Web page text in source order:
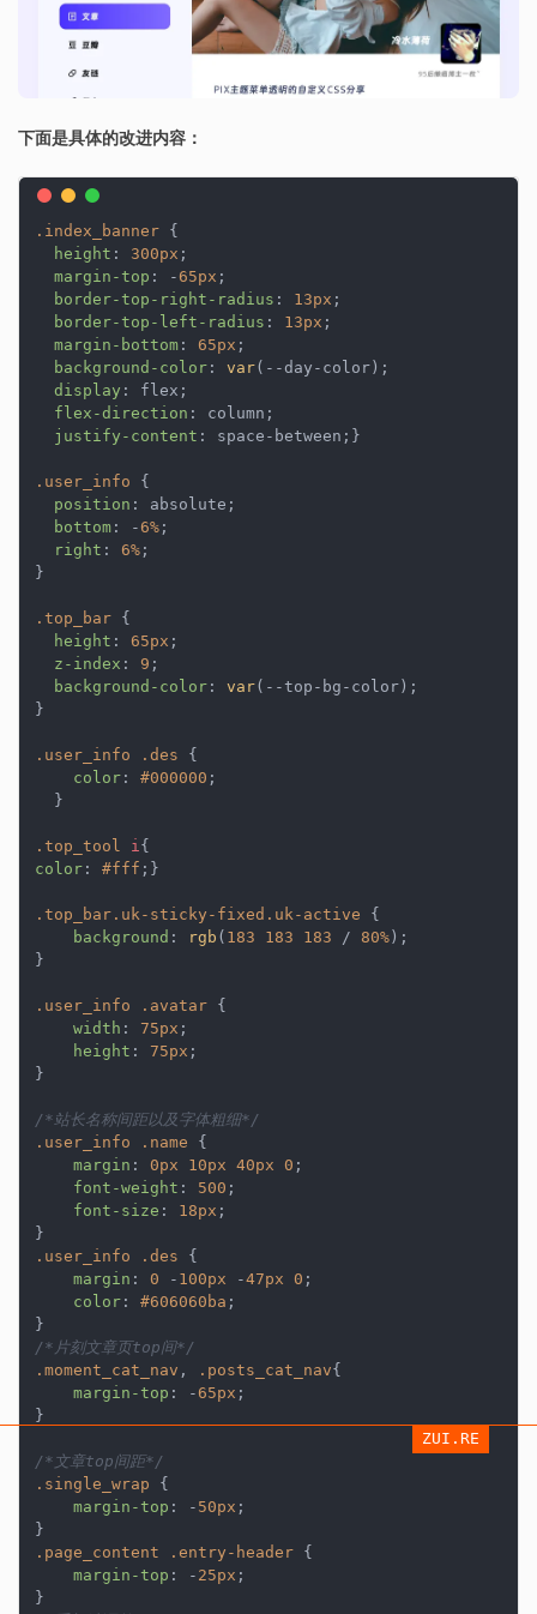
下面是具体的改进内容：
.index_banner {
height : 300px ;
margin-top : -65px ;
border-top-right-radius : 13px ;
border-top-left-radius : 13px ;
margin-bottom : 65px ;
background-color : var(--day-color);
display : flex;
flex-direction : column;
justify-content : space-between;}
.user_info {
position : absolute;
bottom : -6% ;
right : 6% ;
}
.top_bar {
height : 65px ;
z-index : 9 ;
background-color : var(--top-bg-color);
}
.user_info .des {
color : #000000 ;
.top_tool i
color : #fff ;}
.top_bar .uk-sticky-fixed .uk-active {
background : rgb ( 183 183 183 / 80% );
}
.user_info .avatar {
width : 75px ;
height : 75px ;
}
/*站长名称间距以及字体粗细*/
.user_info
.name {
margin : 0px 10px 40px 0 ;
font-weight : 500 ;
font-size : 18px ;
.user_info
.des {
margin : 0 - 100px -47px 0 ;
color : #606060ba ;
/*片刻文章页top间*/
.moment_cat_nav , .posts_cat_nav{
margin-top : -65px ;
}
/*文章top间距*/
.single_wrap {
margin-top : - 50px ;
.page_content
.entry-header {
margin-top : - 25px ;
ZUI.RE